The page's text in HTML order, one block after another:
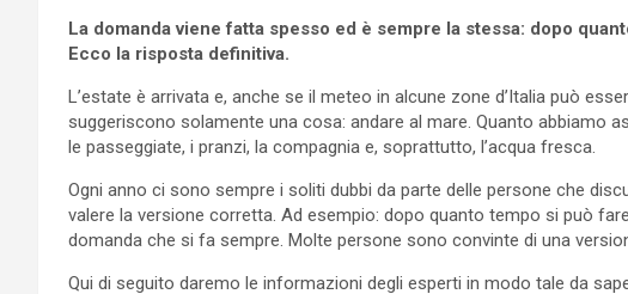
La domanda viene fatta spesso ed è sempre la stessa: dopo
Ecco la risposta definitiva.
L’estate è arrivata e, anche se il meteo in alcune zone d’Italia può
suggeriscono solamente una cosa: andare al mare. Quanto abbiamo
le passeggiate, i pranzi, la compagnia e, soprattutto, l’acqua fresca.
Ogni anno ci sono sempre i soliti dubbi da parte delle persone che
valere la versione corretta. Ad esempio: dopo quanto tempo si può
domanda che si fa sempre. Molte persone sono convinte di una
Qui di seguito daremo le informazioni degli esperti in modo tale da